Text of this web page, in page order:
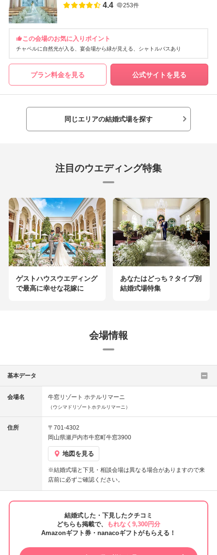
4.4 253件
この会場のお気に入りポイント
チャペルに自然光が入る 宴会場から緑が見える シャトルバスあり
プラン料金を見る 公式サイトを見る
同じエリアの結婚式場を探す
注目のウエディング特集
ゲストハウスウエディング
で最高に幸せな花嫁に
あなたはどっち？タイプ別
結婚式場特集
会場情報
基本データ
会場名 牛窓リゾート ホテルリマーニ
（ウシマドリゾートホテルリマーニ）
住所
〒701-4302
岡山県瀬戸内市牛窓町牛窓3900
地図を見る
※結婚式場と下見・相談会場は異なる場合がありますので来
店前に必ずご確認ください。
結婚式した・下見したクチコミ
どちらも掲載で、
もれなく9,300円分
Amazonギフト券・nanacoギフトがもらえる！